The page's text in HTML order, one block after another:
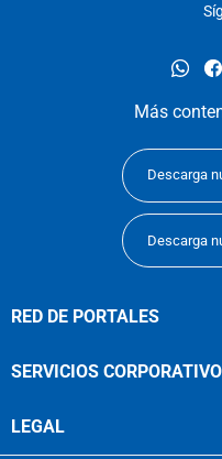
Más
Descarga
Descarga
RED DE PORTALES
SERVICIOS
LEGAL